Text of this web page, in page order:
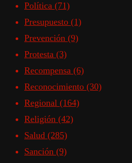
Política (71)
Presupuesto (1)
Prevención (9)
Protesta (3)
Recompensa (6)
Reconocimiento (30)
Regional (164)
Religión (42)
Salud (285)
Sanción (9)